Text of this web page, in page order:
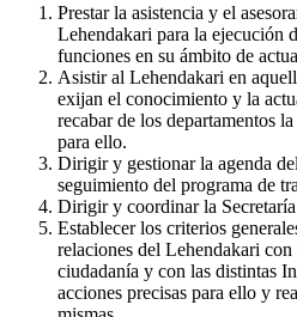
Prestar la asistencia y el
Lehendakari para la ejecución
funciones en su ámbito de
Asistir al Lehendakari en
exijan el conocimiento y la
recabar de los departamentos
para ello.
Dirigir y gestionar la agenda
seguimiento del programa de
Dirigir y coordinar la
Establecer los criterios
relaciones del Lehendakari con
ciudadanía y con las distintas
acciones precisas para ello y